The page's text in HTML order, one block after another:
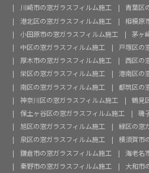
川崎市の窓ガラスフィルム施工
青葉区
港北区の窓ガラスフィルム施工
相模原
小田原市の窓ガラスフィルム施工
茅ヶ
中区の窓ガラスフィルム施工
戸塚区の
厚木市の窓ガラスフィルム施工
西区の
栄区の窓ガラスフィルム施工
港南区の
南区の窓ガラスフィルム施工
都筑区の
神奈川区の窓ガラスフィルム施工
鶴見
保土ヶ谷区の窓ガラスフィルム施工
磯
旭区の窓ガラスフィルム施工
緑区の窓
泉区の窓ガラスフィルム施工
横須賀市
鎌倉市の窓ガラスフィルム施工
海老名
秦野市の窓ガラスフィルム施工
大和市